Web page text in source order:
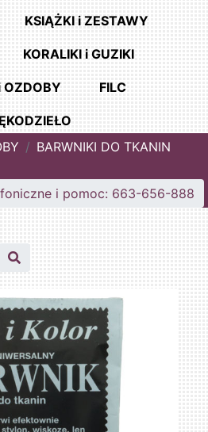
KSIĄŻKI i ZESTAWY
KORALIKI i GUZIKI
OZDOBY FILC
BARWNIKI DO TKANIN
i pomoc: 663-656-888